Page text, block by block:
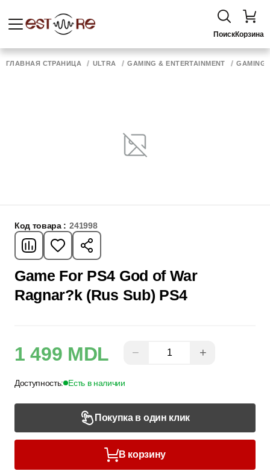
ПоискКорзина
ГЛАВНАЯ СТРАНИЦА ULTRA GAMING & ENTERTAINMENT GAMING
Код товара : 241998
Game For PS4 God of War
Ragnar?k (Rus Sub) PS4
1 499 MDL − +
Доступность: Есть в наличии
Покупка в один клик
В корзину